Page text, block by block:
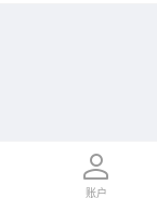
账户
账户